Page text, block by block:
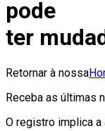
pode
ter
Retornar à nossa
Receba as últimas
O registro implica a